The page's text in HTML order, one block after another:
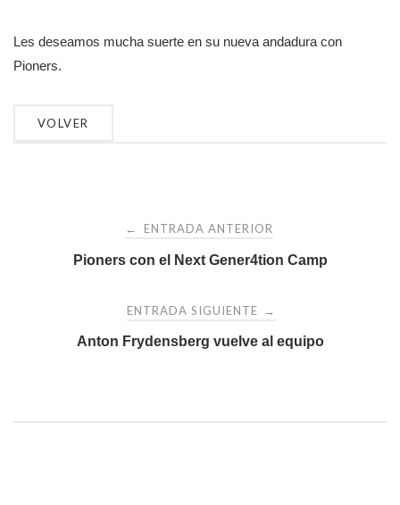
Les deseamos mucha suerte en su nueva andadura con
Pioners.
← ENTRADA ANTERIOR
Pioners con el Next Gener4tion Camp
ENTRADA SIGUIENTE →
Anton Frydensberg vuelve al equipo